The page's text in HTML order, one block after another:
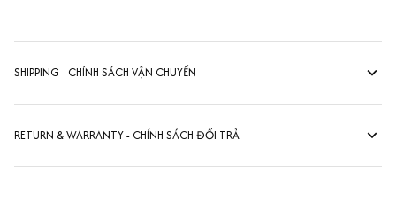
SHIPPING - CHÍNH SÁCH VẬN CHUYỂN
RETURN & WARRANTY - CHÍNH SÁCH ĐỔI TRẢ